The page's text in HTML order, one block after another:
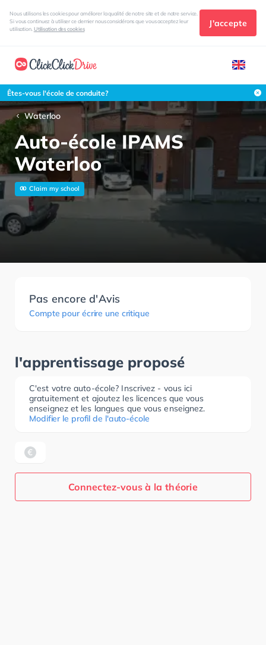
Nous utilisons les cookies pour améliorer la qualité de notre site et de notre service.
Si vous continuez à utiliser ce dernier nous considérons que vous acceptez leur
utilisation. Utilisation des cookies
J'accepte
Êtes-vous l'école de conduite?
Waterloo
Auto-école IPAMS
Waterloo
Claim my school
Pas encore d'Avis
Compte pour écrire une critique
l'apprentissage proposé
C'est votre auto-école? Inscrivez - vous ici
gratuitement et ajoutez les licences que vous
enseignez et les langues que vous enseignez.
Modifier le profil de l'auto-école
Connectez-vous à la théorie